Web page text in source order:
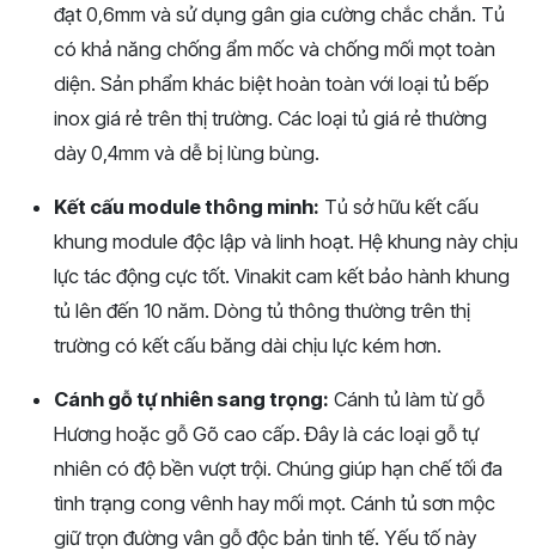
đạt 0,6mm và sử dụng gân gia cường chắc chắn. Tủ
có khả năng chống ẩm mốc và chống mối mọt toàn
diện. Sản phẩm khác biệt hoàn toàn với loại tủ bếp
inox giá rẻ trên thị trường. Các loại tủ giá rẻ thường
dày 0,4mm và dễ bị lùng bùng.
Kết cấu module thông minh: Tủ sở hữu kết cấu
khung module độc lập và linh hoạt. Hệ khung này chịu
lực tác động cực tốt. Vinakit cam kết bảo hành khung
tủ lên đến 10 năm. Dòng tủ thông thường trên thị
trường có kết cấu băng dài chịu lực kém hơn.
Cánh gỗ tự nhiên sang trọng: Cánh tủ làm từ gỗ
Hương hoặc gỗ Gõ cao cấp. Đây là các loại gỗ tự
nhiên có độ bền vượt trội. Chúng giúp hạn chế tối đa
tình trạng cong vênh hay mối mọt. Cánh tủ sơn mộc
giữ trọn đường vân gỗ độc bản tinh tế. Yếu tố này